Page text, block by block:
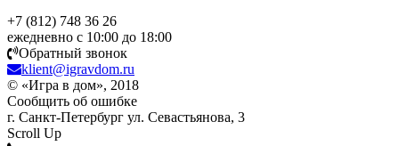
+7 (812) 748 36 26
ежедневно с 10:00 до 18:00
Обратный звонок
klient@igravdom.ru
© «Игра в дом», 2018
Сообщить об ошибке
г. Санкт-Петербург ул. Севастьянова, 3
Scroll Up